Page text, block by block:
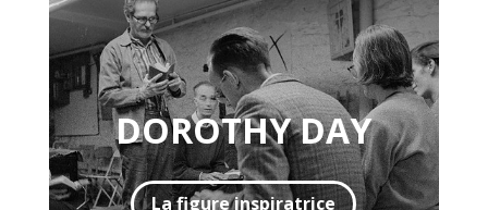
DOROTHY DAY
La figure inspiratrice